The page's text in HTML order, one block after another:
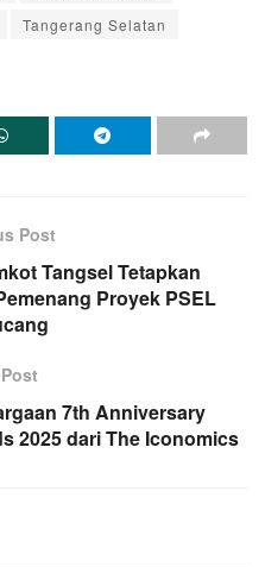
Tangerang Selatan
Post
Tangsel Tetapkan
Proyek PSEL
7th Anniversary
2025 dari The Iconomics